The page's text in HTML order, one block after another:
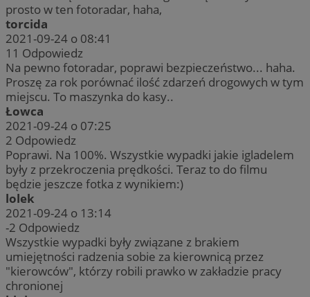
prosto w ten fotoradar, haha,
torcida
2021-09-24 o 08:41
11 Odpowiedz
Na pewno fotoradar, poprawi bezpieczeństwo... haha.
Proszę za rok porównać ilość zdarzeń drogowych w tym
miejscu. To maszynka do kasy..
Łowca
2021-09-24 o 07:25
2 Odpowiedz
Poprawi. Na 100%. Wszystkie wypadki jakie igladelem
były z przekroczenia prędkości. Teraz to do filmu
będzie jeszcze fotka z wynikiem:)
lolek
2021-09-24 o 13:14
-2 Odpowiedz
Wszystkie wypadki były związane z brakiem
umiejętności radzenia sobie za kierownicą przez
"kierowców", którzy robili prawko w zakładzie pracy
chronionej